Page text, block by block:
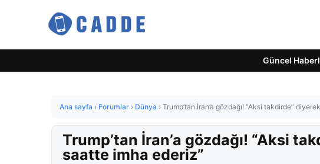
Güncel
Ana sayfa › Forumlar › Dünya › Trump’tan İran’a gözdağı! “Aksi takdirde”
Trump’tan İran’a gözdağı! “Aksi
saatte imha ederiz”